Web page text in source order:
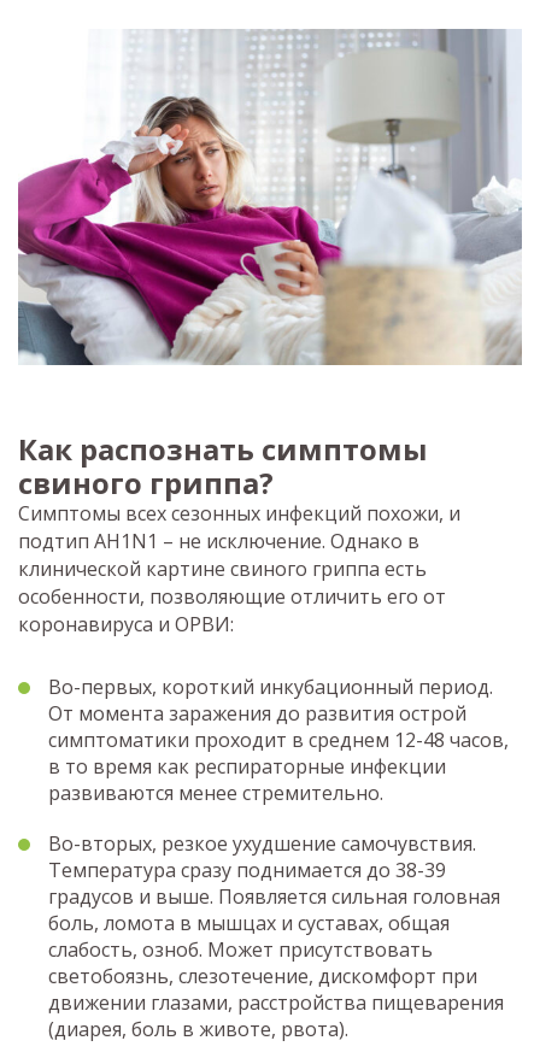
Как распознать симптомы
свиного гриппа?
Симптомы всех сезонных инфекций похожи, и
подтип АH1N1 – не исключение. Однако в
клинической картине свиного гриппа есть
особенности, позволяющие отличить его от
коронавируса и ОРВИ:
Во-первых, короткий инкубационный период.
От момента заражения до развития острой
симптоматики проходит в среднем 12-48 часов,
в то время как респираторные инфекции
развиваются менее стремительно.
Во-вторых, резкое ухудшение самочувствия.
Температура сразу поднимается до 38-39
градусов и выше. Появляется сильная головная
боль, ломота в мышцах и суставах, общая
слабость, озноб. Может присутствовать
светобоязнь, слезотечение, дискомфорт при
движении глазами, расстройства пищеварения
(диарея, боль в животе, рвота).